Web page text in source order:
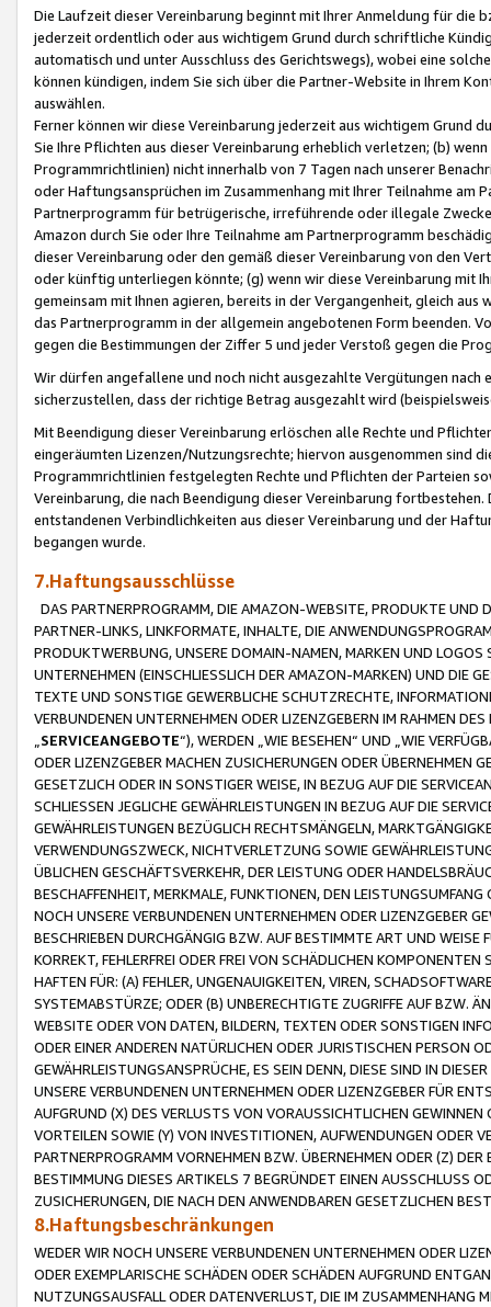
Die Laufzeit dieser Vereinbarung beginnt mit Ihrer Anmeldung für die
jederzeit ordentlich oder aus wichtigem Grund durch schriftliche
automatisch und unter Ausschluss des Gerichtswegs), wobei eine
können kündigen, indem Sie sich über die Partner-Website in Ihrem
auswählen.
Ferner können wir diese Vereinbarung jederzeit aus wichtigem Grund
Sie Ihre Pflichten aus dieser Vereinbarung erheblich verletzen; (b)
Programmrichtlinien) nicht innerhalb von 7 Tagen nach unserer
oder Haftungsansprüchen im Zusammenhang mit Ihrer Teilnahme am
Partnerprogramm für betrügerische, irreführende oder illegale
Amazon durch Sie oder Ihre Teilnahme am Partnerprogramm
dieser Vereinbarung oder den gemäß dieser Vereinbarung von den
oder künftig unterliegen könnte; (g) wenn wir diese Vereinbarung mit
gemeinsam mit Ihnen agieren, bereits in der Vergangenheit, gleich
das Partnerprogramm in der allgemein angebotenen Form beenden.
gegen die Bestimmungen der Ziffer 5 und jeder Verstoß gegen die
Wir dürfen angefallene und noch nicht ausgezahlte Vergütungen
sicherzustellen, dass der richtige Betrag ausgezahlt wird
Mit Beendigung dieser Vereinbarung erlöschen alle Rechte und
eingeräumten Lizenzen/Nutzungsrechte; hiervon ausgenommen sind
Programmrichtlinien festgelegten Rechte und Pflichten der Parteien
Vereinbarung, die nach Beendigung dieser Vereinbarung
entstandenen Verbindlichkeiten aus dieser Vereinbarung und der
begangen wurde.
7.Haftungsausschlüsse
DAS PARTNERPROGRAMM, DIE AMAZON-WEBSITE, PRODUKTE UND
PARTNER-LINKS, LINKFORMATE, INHALTE, DIE
PRODUKTWERBUNG, UNSERE DOMAIN-NAMEN, MARKEN UND
UNTERNEHMEN (EINSCHLIESSLICH DER AMAZON-MARKEN) UND DIE
TEXTE UND SONSTIGE GEWERBLICHE SCHUTZRECHTE,
VERBUNDENEN UNTERNEHMEN ODER LIZENZGEBERN IM RAHMEN
SERVICEANGEBOTE“), WERDEN „WIE BESEHEN“ UND „WIE
ODER LIZENZGEBER MACHEN ZUSICHERUNGEN ODER ÜBERNEHMEN
GESETZLICH ODER IN SONSTIGER WEISE, IN BEZUG AUF DIE
SCHLIESSEN JEGLICHE GEWÄHRLEISTUNGEN IN BEZUG AUF DIE
GEWÄHRLEISTUNGEN BEZÜGLICH RECHTSMÄNGELN,
VERWENDUNGSZWECK, NICHTVERLETZUNG SOWIE
ÜBLICHEN GESCHÄFTSVERKEHR, DER LEISTUNG ODER
BESCHAFFENHEIT, MERKMALE, FUNKTIONEN, DEN
NOCH UNSERE VERBUNDENEN UNTERNEHMEN ODER LIZENZGEBER
BESCHRIEBEN DURCHGÄNGIG BZW. AUF BESTIMMTE ART UND
KORREKT, FEHLERFREI ODER FREI VON SCHÄDLICHEN
HAFTEN FÜR: (A) FEHLER, UNGENAUIGKEITEN, VIREN,
SYSTEMABSTÜRZE; ODER (B) UNBERECHTIGTE ZUGRIFFE AUF BZW.
WEBSITE ODER VON DATEN, BILDERN, TEXTEN ODER SONSTIGEN
ODER EINER ANDEREN NATÜRLICHEN ODER JURISTISCHEN PERSON
GEWÄHRLEISTUNGSANSPRÜCHE, ES SEIN DENN, DIESE SIND IN
UNSERE VERBUNDENEN UNTERNEHMEN ODER LIZENZGEBER FÜR
AUFGRUND (X) DES VERLUSTS VON VORAUSSICHTLICHEN
VORTEILEN SOWIE (Y) VON INVESTITIONEN, AUFWENDUNGEN ODER
PARTNERPROGRAMM VORNEHMEN BZW. ÜBERNEHMEN ODER (Z)
BESTIMMUNG DIESES ARTIKELS 7 BEGRÜNDET EINEN AUSSCHLUSS
ZUSICHERUNGEN, DIE NACH DEN ANWENDBAREN GESETZLICHEN
8.Haftungsbeschränkungen
WEDER WIR NOCH UNSERE VERBUNDENEN UNTERNEHMEN ODER
ODER EXEMPLARISCHE SCHÄDEN ODER SCHÄDEN AUFGRUND
NUTZUNGSAUSFALL ODER DATENVERLUST, DIE IM ZUSAMMENHANG